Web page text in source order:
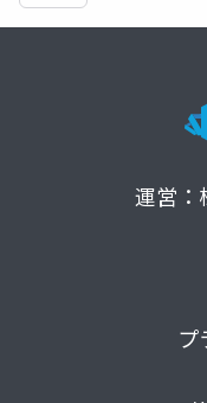
運営：
プ